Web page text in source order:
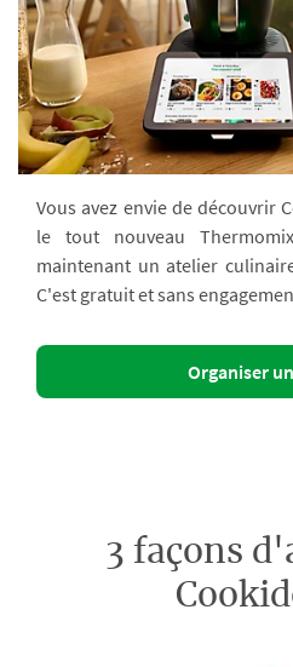
Vous avez envie de découvrir
le tout nouveau
maintenant un atelier
C'est gratuit et sans
Organiser
3 façons